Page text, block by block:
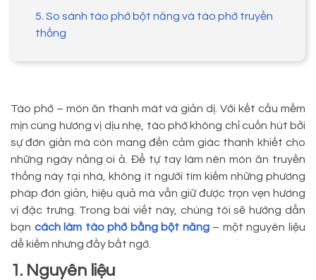
5. So sánh tào phớ bột năng và tào phớ truyền
thống
Tào phớ – món ăn thanh mát và giản dị. Với kết cấu mềm
mịn cùng hương vị dịu nhẹ, tào phớ không chỉ cuốn hút bởi
sự đơn giản mà còn mang đến cảm giác thanh khiết cho
những ngày nắng oi ả. Để tự tay làm nên món ăn truyền
thống này tại nhà, không ít người tìm kiếm những phương
pháp đơn giản, hiệu quả mà vẫn giữ được trọn vẹn hương
vị đặc trưng. Trong bài viết này, chúng tôi sẽ hướng dẫn
bạn cách làm tào phớ bằng bột năng– một nguyên liệu
dễ kiếm nhưng đầy bất ngờ.
1. Nguyên liệu